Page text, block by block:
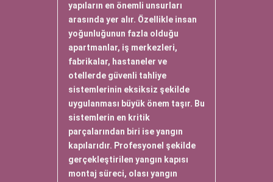
yapıların en önemli unsurları
arasında yer alır. Özellikle insan
yoğunluğunun fazla olduğu
apartmanlar, iş merkezleri,
fabrikalar, hastaneler ve
otellerde güvenli tahliye
sistemlerinin eksiksiz şekilde
uygulanması büyük önem taşır. Bu
sistemlerin en kritik
parçalarından biri ise yangın
kapılarıdır. Profesyonel şekilde
gerçekleştirilen yangın kapısı
montaj süreci, olası yangın